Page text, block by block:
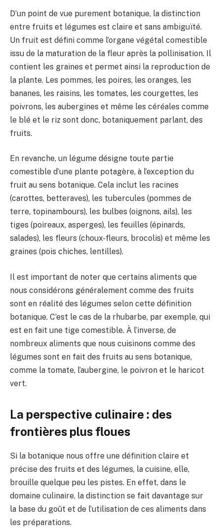
D’un point de vue purement botanique, la distinction
entre fruits et légumes est claire et sans ambiguïté.
Un fruit est défini comme l’organe végétal comestible
issu de la maturation de la fleur après la pollinisation. Il
contient les graines et permet ainsi la reproduction de
la plante. Les pommes, les poires, les oranges, les
bananes, les raisins, les tomates, les courgettes, les
poivrons, les aubergines et même les céréales comme
le blé et le riz sont donc, botaniquement parlant, des
fruits.
En revanche, un légume désigne toute partie
comestible d’une plante potagère, à l’exception du
fruit au sens botanique. Cela inclut les racines
(carottes, betteraves), les tubercules (pommes de
terre, topinambours), les bulbes (oignons, ails), les
tiges (poireaux, asperges), les feuilles (épinards,
salades), les fleurs (choux-fleurs, brocolis) et même les
graines (pois chiches, lentilles).
Il est important de noter que certains aliments que
nous considérons généralement comme des fruits
sont en réalité des légumes selon cette définition
botanique. C’est le cas de la rhubarbe, par exemple, qui
est en fait une tige comestible. À l’inverse, de
nombreux aliments que nous cuisinons comme des
légumes sont en fait des fruits au sens botanique,
comme la tomate, l’aubergine, le poivron et le haricot
vert.
La perspective culinaire : des
frontières plus floues
Si la botanique nous offre une définition claire et
précise des fruits et des légumes, la cuisine, elle,
brouille quelque peu les pistes. En effet, dans le
domaine culinaire, la distinction se fait davantage sur
la base du goût et de l’utilisation de ces aliments dans
les préparations.